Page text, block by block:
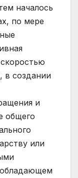
началось
по мере
в создании
и
общего
или